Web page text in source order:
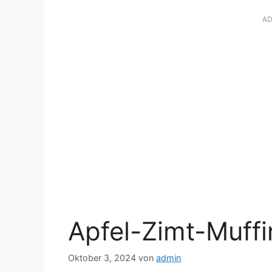
Apfel-Zimt-
Oktober 3, 2024 von admin